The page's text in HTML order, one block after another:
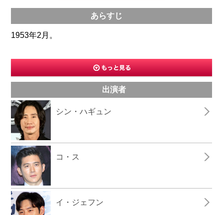
あらすじ
1953年2月。
出演者
シン・ハギュン
コ・ス
イ・ジェフン